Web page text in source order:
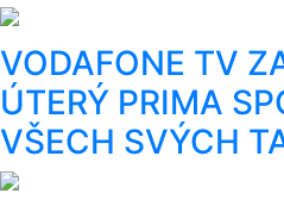
VODAFONE TV
ÚTERÝ PRIMA
VŠECH SVÝCH